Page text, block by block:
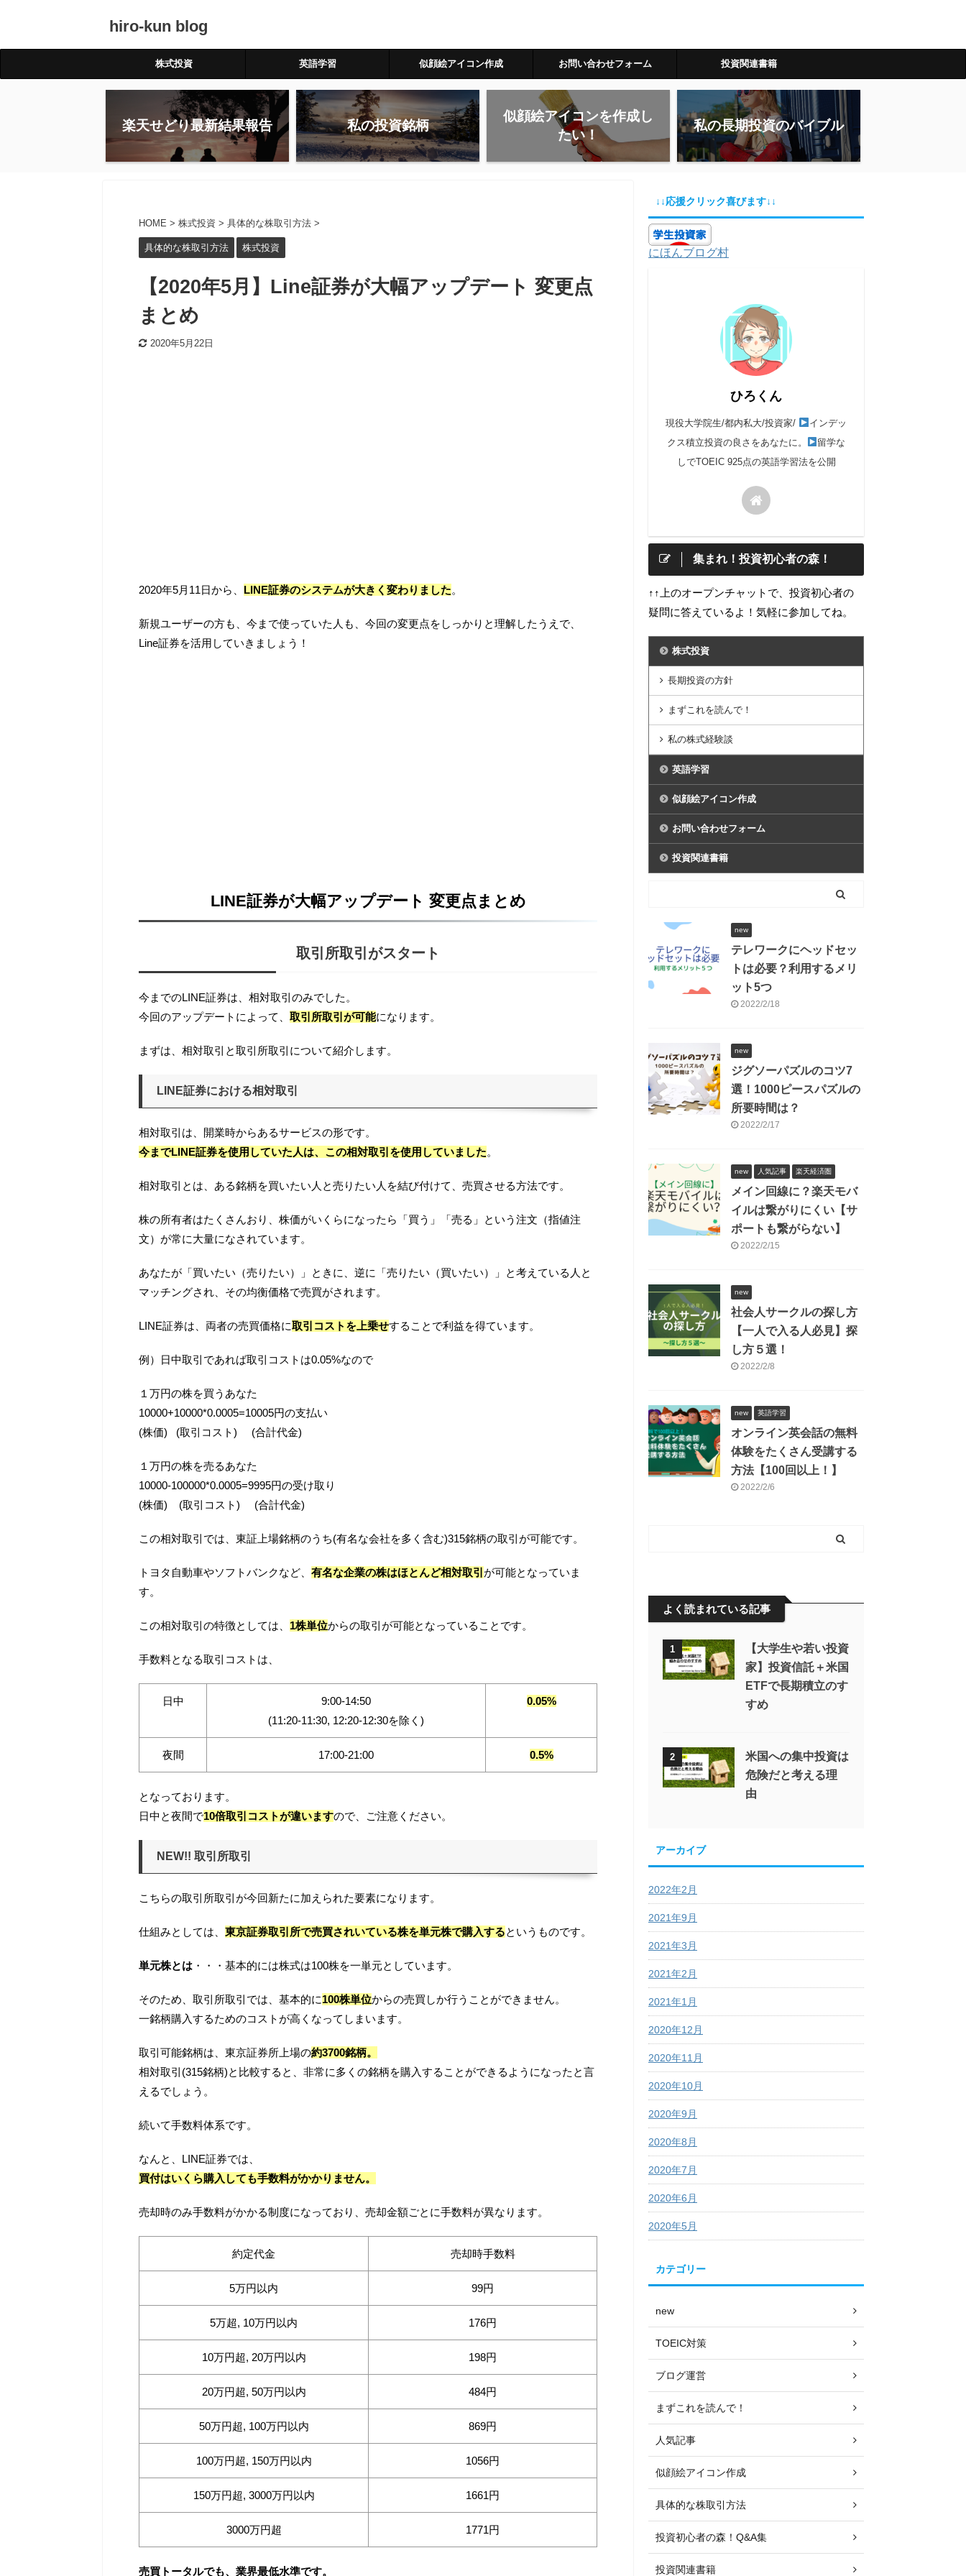
hiro-kun blog
株式投資 英語学習 似顔絵アイコン作成 お問い合わせフォーム 投資関連書籍
楽天せどり最新結果報告 私の投資銘柄
似顔絵アイコンを作成し
たい！
私の長期投資のバイブル
HOME > 株式投資 > 具体的な株取引方法 >
具体的な株取引方法 株式投資
【2020年5月】Line証券が大幅アップデート 変更点
まとめ
2020年5月22日
2020年5月11日から、 LINE証券のシステムが大きく変わりました。
新規ユーザーの方も、今まで使っていた人も、今回の変更点をしっかりと理解したうえで、
Line証券を活用していきましょう！
LINE証券が大幅アップデート 変更点まとめ
取引所取引がスタート
今までのLINE証券は、相対取引のみでした。
今回のアップデートによって、 取引所取引が可能になります。
まずは、相対取引と取引所取引について紹介します。
LINE証券における相対取引
相対取引は、開業時からあるサービスの形です。
今までLINE証券を使用していた人は、この相対取引を使用していました。
相対取引とは、ある銘柄を買いたい人と売りたい人を結び付けて、売買させる方法です。
株の所有者はたくさんおり、株価がいくらになったら「買う」「売る」という注文（指値注
文）が常に大量になされています。
あなたが「買いたい（売りたい）」ときに、逆に「売りたい（買いたい）」と考えている人と
マッチングされ、その均衡価格で売買がされます。
LINE証券は、両者の売買価格に取引コストを上乗せすることで利益を得ています。
例）日中取引であれば取引コストは0.05%なので
１万円の株を買うあなた
10000+10000*0.0005=10005円の支払い
(株価) (取引コスト) (合計代金)
１万円の株を売るあなた
10000-100000*0.0005=9995円の受け取り
(株価) (取引コスト) (合計代金)
この相対取引では、東証上場銘柄のうち(有名な会社を多く含む)315銘柄の取引が可能です。
トヨタ自動車やソフトバンクなど、 有名な企業の株はほとんど相対取引 が可能となっていま
す。
この相対取引の特徴としては、 1株単位からの取引が可能となっていることです。
手数料となる取引コストは、
日中
9:00-14:50
(11:20-11:30, 12:20-12:30を除く)
0.05%
夜間 17:00-21:00 0.5%
となっております。
日中と夜間で10倍取引コストが違いますので、ご注意ください。
NEW!! 取引所取引
こちらの取引所取引が今回新たに加えられた要素になります。
仕組みとしては、 東京証券取引所で売買されいている株を単元株で購入するというものです。
単元株とは ・・・基本的には株式は100株を一単元としています。
そのため、取引所取引では、基本的に100株単位からの売買しか行うことができません。
一銘柄購入するためのコストが高くなってしまいます。
取引可能銘柄は、東京証券所上場の約3700銘柄。
相対取引(315銘柄)と比較すると、非常に多くの銘柄を購入することができるようになったと言
えるでしょう。
続いて手数料体系です。
なんと、LINE証券では、
買付はいくら購入しても手数料がかかりません。
売却時のみ手数料がかかる制度になっており、売却金額ごとに手数料が異なります。
約定代金 売却時手数料
5万円以内 99円
5万超, 10万円以内 176円
10万円超, 20万円以内 198円
20万円超, 50万円以内 484円
50万円超, 100万円以内 869円
100万円超, 150万円以内 1056円
150万円超, 3000万円以内 1661円
3000万円超 1771円
売買トータルでも、業界最低水準です。
↓↓応援クリック喜びます↓↓
にほんブログ村
ひろくん
現役大学院生/都内私大/投資家/
インデッ
クス積立投資の良さをあなたに。
留学な
しでTOEIC 925点の英語学習法を公開
集まれ！投資初心者の森！
↑↑上のオープンチャットで、投資初心者の
疑問に答えているよ！気軽に参加してね。
株式投資
長期投資の方針
まずこれを読んで！
私の株式経験談
英語学習
似顔絵アイコン作成
お問い合わせフォーム
投資関連書籍
new
テレワークにヘッドセッ
トは必要？利用するメリ
ット5つ
2022/2/18
new
ジグソーパズルのコツ7
選！1000ピースパズルの
所要時間は？
2022/2/17
new 人気記事 楽天経済圏
メイン回線に？楽天モバ
イルは繋がりにくい【サ
ポートも繋がらない】
2022/2/15
new
社会人サークルの探し方
【一人で入る人必見】探
し方５選！
2022/2/8
new 英語学習
オンライン英会話の無料
体験をたくさん受講する
方法【100回以上！】
2022/2/6
よく読まれている記事
1
【大学生や若い投資
家】投資信託＋米国
ETFで長期積立のす
すめ
2
米国への集中投資は
危険だと考える理
由
アーカイブ
2022年2月
2021年9月
2021年3月
2021年2月
2021年1月
2020年12月
2020年11月
2020年10月
2020年9月
2020年8月
2020年7月
2020年6月
2020年5月
カテゴリー
new
TOEIC対策
ブログ運営
まずこれを読んで！
人気記事
似顔絵アイコン作成
具体的な株取引方法
投資初心者の森！Q&A集
投資関連書籍